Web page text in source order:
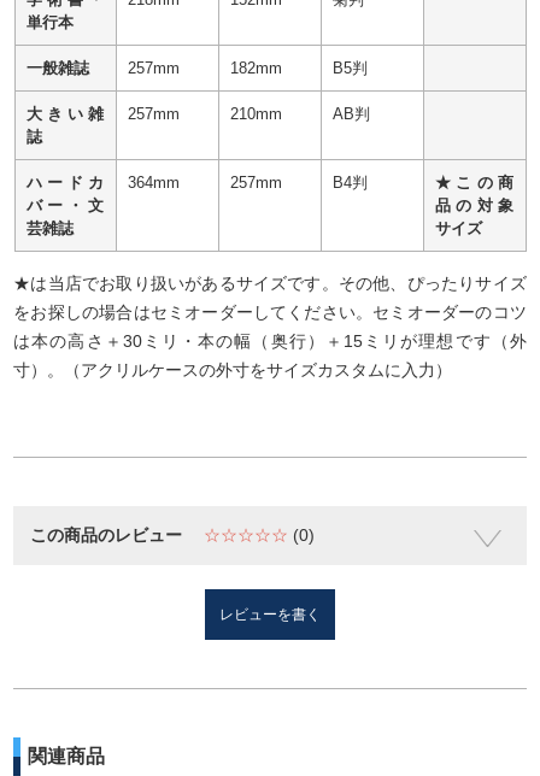
単行本
一般雑誌 257mm 182mm B5判
大きい雑
誌
257mm 210mm AB判
ハードカ
バー・文
芸雑誌
364mm 257mm B4判
★この商
品の対象
サイズ
★は当店でお取り扱いがあるサイズです。その他、ぴったりサイズ
をお探しの場合はセミオーダーしてください。セミオーダーのコツ
は本の高さ＋30ミリ・本の幅（奥行）＋15ミリが理想です（外
寸）。（アクリルケースの外寸をサイズカスタムに入力）
この商品のレビュー ☆☆☆☆☆ (0)
レビューを書く
関連商品